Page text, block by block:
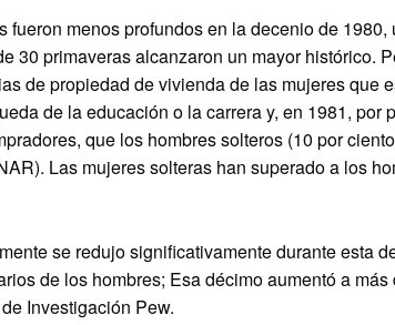
fueron menos profundos en la decenio de
30 primaveras alcanzaron un mayor histórico.
de propiedad de vivienda de las mujeres que
de la educación o la carrera y, en 1981, por
que los hombres solteros (10 por
Las mujeres solteras han superado a los
se redujo significativamente durante esta
de los hombres; Esa décimo aumentó a
Investigación Pew.